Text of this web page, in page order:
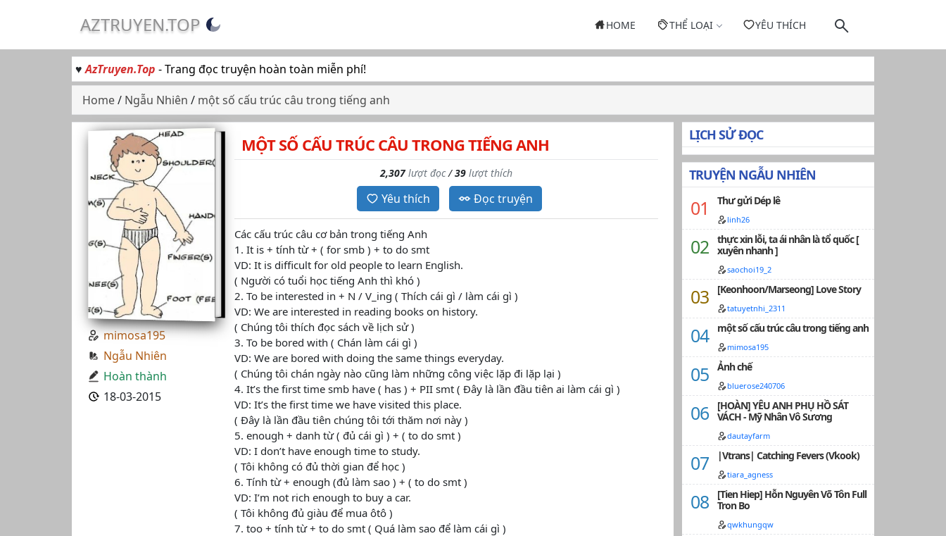
AZTRUYEN.TOP HOME THỂ LOẠI YÊU THÍCH
♥AzTruyen.Top - Trang đọc truyện hoàn toàn miễn phí!
Home/ Ngẫu Nhiên / một số cấu trúc câu trong tiếng anh
mimosa195
Ngẫu Nhiên
Hoàn thành
18-03-2015
MỘT SỐ CẤU TRÚC CÂU TRONG TIẾNG ANH
2,307 lượt đọc/39 lượt thích
Yêu thích Đọc truyện
Các cấu trúc câu cơ bản trong tiếng Anh
1. It is + tính từ + ( for smb ) + to do smt
VD: It is difficult for old people to learn English.
( Người có tuổi học tiếng Anh thì khó )
2. To be interested in + N / V_ing ( Thích cái gì / làm cái gì )
VD: We are interested in reading books on history.
( Chúng tôi thích đọc sách về lịch sử )
3. To be bored with ( Chán làm cái gì )
VD: We are bored with doing the same things everyday.
( Chúng tôi chán ngày nào cũng làm những công việc lặp đi lặp lại )
4. It’s the first time smb have ( has ) + PII smt ( Đây là lần đầu tiên ai làm cái gì )
VD: It’s the first time we have visited this place.
( Đây là lần đầu tiên chúng tôi tới thăm nơi này )
5. enough + danh từ ( đủ cái gì ) + ( to do smt )
VD: I don’t have enough time to study.
( Tôi không có đủ thời gian để học )
6. Tính từ + enough (đủ làm sao ) + ( to do smt )
VD: I’m not rich enough to buy a car.
( Tôi không đủ giàu để mua ôtô )
7. too + tính từ + to do smt ( Quá làm sao để làm cái gì )
LỊCH SỬ ĐỌC
TRUYỆN NGẪU NHIÊN
Thư gửi Dép lê
linh26
thực xin lỗi, ta ái nhân là tổ quốc [
xuyên nhanh ]
saochoi19_2
[Keonhoon/Marseong] Love Story
tatuyetnhi_2311
một số cấu trúc câu trong tiếng anh
mimosa195
Ảnh chế
bluerose240706
[HOÀN] YÊU ANH PHỤ HỒ SÁT
VÁCH - Mỹ Nhân Vô Sương
dautayfarm
|Vtrans| Catching Fevers (Vkook)
tiara_agness
[Tien Hiep] Hỗn Nguyên Võ Tôn Full
Tron Bo
qwkhungqw